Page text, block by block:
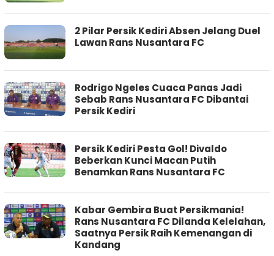
2 Pilar Persik Kediri Absen Jelang Duel
Lawan Rans Nusantara FC
Rodrigo Ngeles Cuaca Panas Jadi
Sebab Rans Nusantara FC Dibantai
Persik Kediri
Persik Kediri Pesta Gol! Divaldo
Beberkan Kunci Macan Putih
Benamkan Rans Nusantara FC
Kabar Gembira Buat Persikmania!
Rans Nusantara FC Dilanda Kelelahan,
Saatnya Persik Raih Kemenangan di
Kandang